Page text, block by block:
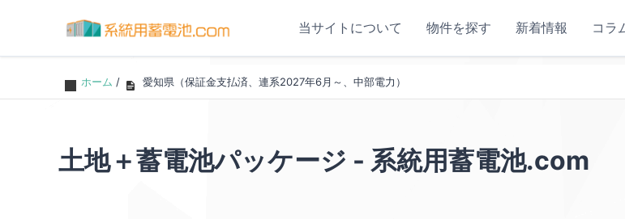
当サイトについて 物件を探す 新着情報 コラ
ホーム / 愛知県（保証金支払済、連系2027年6月～、中部電力）
土地＋蓄電池パッケージ - 系統用蓄電池.com